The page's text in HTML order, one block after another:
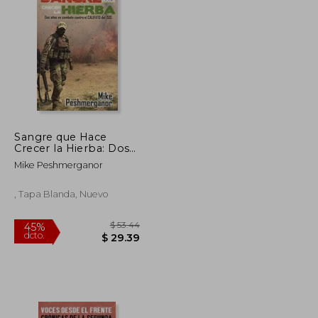
$ 61.61
$ 33.89
45%
dcto.
Sangre que Hace
Crecer la Hierba: Dos
Años de Combate
Contra el Califato del
Mike Peshmerganor
, Tapa Blanda, Nuevo